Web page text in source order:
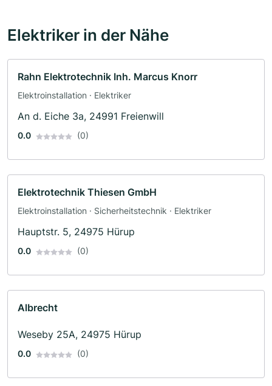
Elektriker in der Nähe
Rahn Elektrotechnik Inh. Marcus Knorr
Elektroinstallation · Elektriker
An d. Eiche 3a, 24991 Freienwill
0.0 (0)
Elektrotechnik Thiesen GmbH
Elektroinstallation · Sicherheitstechnik · Elektriker
Hauptstr. 5, 24975 Hürup
0.0 (0)
Albrecht
Weseby 25A, 24975 Hürup
0.0 (0)